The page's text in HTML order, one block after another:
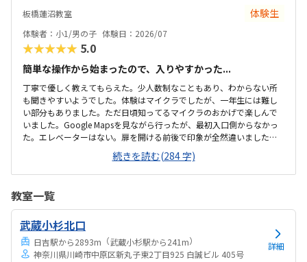
ので、これから良い点が増えてくるのではないかと思います。
板橋蓮沼教室 体験生
体験者：小1/男の子 体験日：2026/07
★★★★★ 5.0
簡単な操作から始まったので、入りやすかった...
丁寧で優しく教えてもらえた。少人数制なこともあり、わからない所
も聞きやすいようでした。体験はマイクラでしたが、一年生には難し
い部分もありました。ただ日頃知ってるマイクラのおかげで楽しんで
いました。Google Mapsを見ながら行ったが、最初入口側からなかっ
た。エレベーターはない。扉を開ける前後で印象が全然違いました。
とても綺麗で、広々としていました。教室内は土足でしたが、全体的
に綺麗でした。プログラミングあるあるですが、やっぱり月2回にして
は高い。他の習い事もしているので悩みどころです。マイクラで遊ん
続きを読む(284 字)
教室一覧
武蔵小杉北口
日吉駅から2893m （武蔵小杉駅から241m）
神奈川県川崎市中原区新丸子東2丁目925 白誠ビル 405号
詳細